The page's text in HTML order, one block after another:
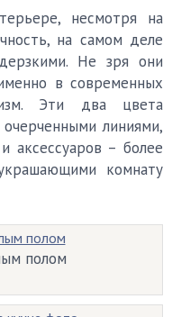
несмотря на
на самом деле
Не зря они
в современных
Эти два цвета
линиями,
аксессуаров – более
комнату
полом